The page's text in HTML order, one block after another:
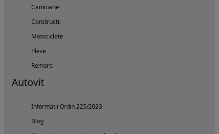
Camioane
Constructii
Motociclete
Piese
Remorci
Autovit
Informatii Ordin 225/2023
Blog